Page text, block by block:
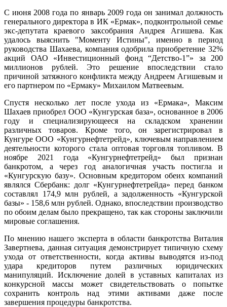
С июня 2008 года по январь 2009 года он занимал должность
генерального директора в ИК «Ермак», подконтрольной семье
экс-депутата краевого заксобрания Андрея Агишева. Как
удалось выяснить "Моменту Истины", именно в период
руководства Шахаева, компания одобрила приобретение 32%
акций ОАО «Инвестиционный фонд “Детство-1”» за 200
миллионов рублей. Это решение впоследствии стало
причиной затяжного конфликта между Андреем Агишевым и
его партнером по «Ермаку» Михаилом Матвеевым.
Спустя несколько лет после ухода из «Ермака», Максим
Шахаев приобрел ООО «Кунгурская база», основанное в 2006
году и специализирующееся на складском хранении
различных товаров. Кроме того, он зарегистрировал в
Кунгуре ООО «Кунгурнефтетрейд», ключевым направлением
деятельности которого стала оптовая торговля топливом. В
ноябре 2021 года «Кунгурнефтетрейд» был признан
банкротом, а через год аналогичная участь постигла и
«Кунгурскую базу». Основным кредитором обеих компаний
являлся Сбербанк: долг «Кунгурнефтетрейда» перед банком
составлял 174,9 млн рублей, а задолженность «Кунгурской
базы» - 158,6 млн рублей. Однако, впоследствии производство
по обоим делам было прекращено, так как стороны заключили
мировые соглашения.
По мнению нашего эксперта в области банкротства Виталия
Завертнева, данная ситуация демонстрирует типичную схему
ухода от ответственности, когда активы выводятся из-под
удара кредиторов путем различных юридических
манипуляций. Исключение долей в уставных капиталах из
конкурсной массы может свидетельствовать о попытке
сохранить контроль над этими активами даже после
завершения процедуры банкротства.